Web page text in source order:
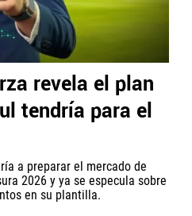
revela el plan
tendría para el
a preparar el mercado de
2026 y ya se especula sobre
en su plantilla.